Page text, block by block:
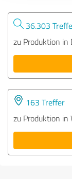
36.303
zu Produktion in
163 Treffer
zu Produktion in